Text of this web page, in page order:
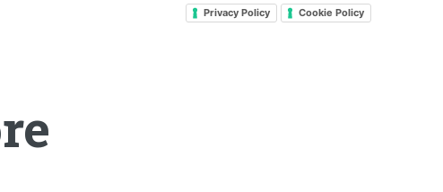
Privacy Policy Cookie Policy